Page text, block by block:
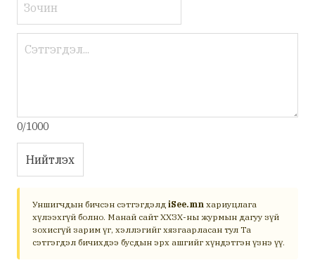
0/1000
Нийтлэх
Уншигчдын бичсэн сэтгэгдэлд iSee.mn хариуцлага
хүлээхгүй болно. Манай сайт ХХЗХ-ны журмын дагуу зүй
зохисгүй зарим үг, хэллэгийг хязгаарласан тул Та
сэтгэгдэл бичихдээ бусдын эрх ашгийг хүндэтгэн үзнэ үү.